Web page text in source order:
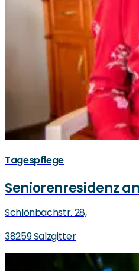
Tagespflege
Seniorenresidenz
Schlönbachstr. 28,
38259 Salzgitter